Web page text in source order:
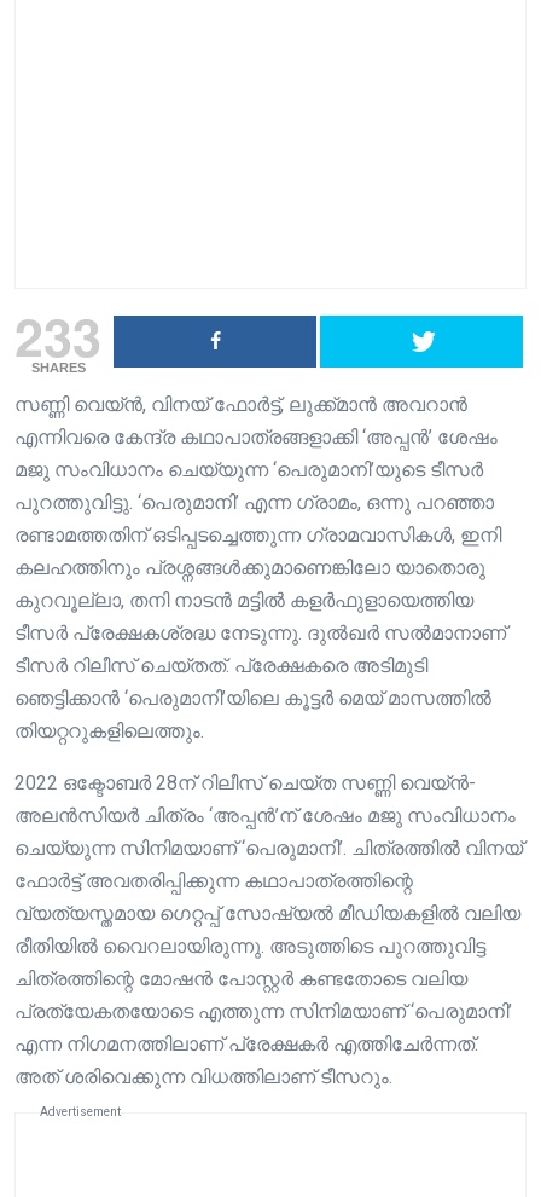
233
SHARES
സണ്ണി വെയ്ൻ, വിനയ് ഫോർട്ട്‌, ലുക്ക്‌മാൻ അവറാൻ
എന്നിവരെ കേന്ദ്ര കഥാപാത്രങ്ങളാക്കി ‘അപ്പൻ’ ശേഷം
മജു സംവിധാനം ചെയ്യുന്ന ‘പെരുമാനി’യുടെ ടീസർ
പുറത്തുവിട്ടു. ‘പെരുമാനി’ എന്ന ​ഗ്രാമം, ഒന്നു പറഞ്ഞാ
രണ്ടാമത്തതിന് ഒടിപ്പടച്ചെത്തുന്ന ​ഗ്രാമവാസികൾ, ഇനി
കലഹത്തിനും പ്രശ്നങ്ങൾക്കുമാണെങ്കിലോ യാതൊരു
കുറവൂല്ലാ, തനി നാടൻ മട്ടിൽ കളർഫുളായെത്തിയ
ടീസർ പ്രേക്ഷകശ്രദ്ധ നേടുന്നു. ദുൽഖർ സൽമാനാണ്
ടീസർ റിലീസ് ചെയ്തത്. പ്രേക്ഷകരെ അടിമുടി
ഞെട്ടിക്കാൻ ‘പെരുമാനി’യിലെ കൂട്ടർ മെയ് മാസത്തിൽ
തിയറ്ററുകളിലെത്തും.
2022 ഒക്ടോബർ 28ന് റിലീസ് ചെയ്ത സണ്ണി വെയ്ൻ-
അലൻസിയർ ചിത്രം ‘അപ്പൻ’ന് ശേഷം മജു സംവിധാനം
ചെയ്യുന്ന സിനിമയാണ് ‘പെരുമാനി’. ചിത്രത്തിൽ വിനയ്
ഫോർട്ട്‌ അവതരിപ്പിക്കുന്ന കഥാപാത്രത്തിന്റെ
വ്യത്യസ്തമായ ഗെറ്റപ്പ് സോഷ്യൽ മീഡിയകളിൽ വലിയ
രീതിയിൽ വൈറലായിരുന്നു. അടുത്തിടെ പുറത്തുവിട്ട
ചിത്രത്തിന്റെ മോഷൻ പോസ്റ്റർ കണ്ടതോടെ വലിയ
പ്രത്യേകതയോടെ എത്തുന്ന സിനിമയാണ് ‘പെരുമാനി’
എന്ന നിഗമനത്തിലാണ് പ്രേക്ഷകർ എത്തിചേർന്നത്.
അത് ശരിവെക്കുന്ന വിധത്തിലാണ് ടീസറും.
Advertisement